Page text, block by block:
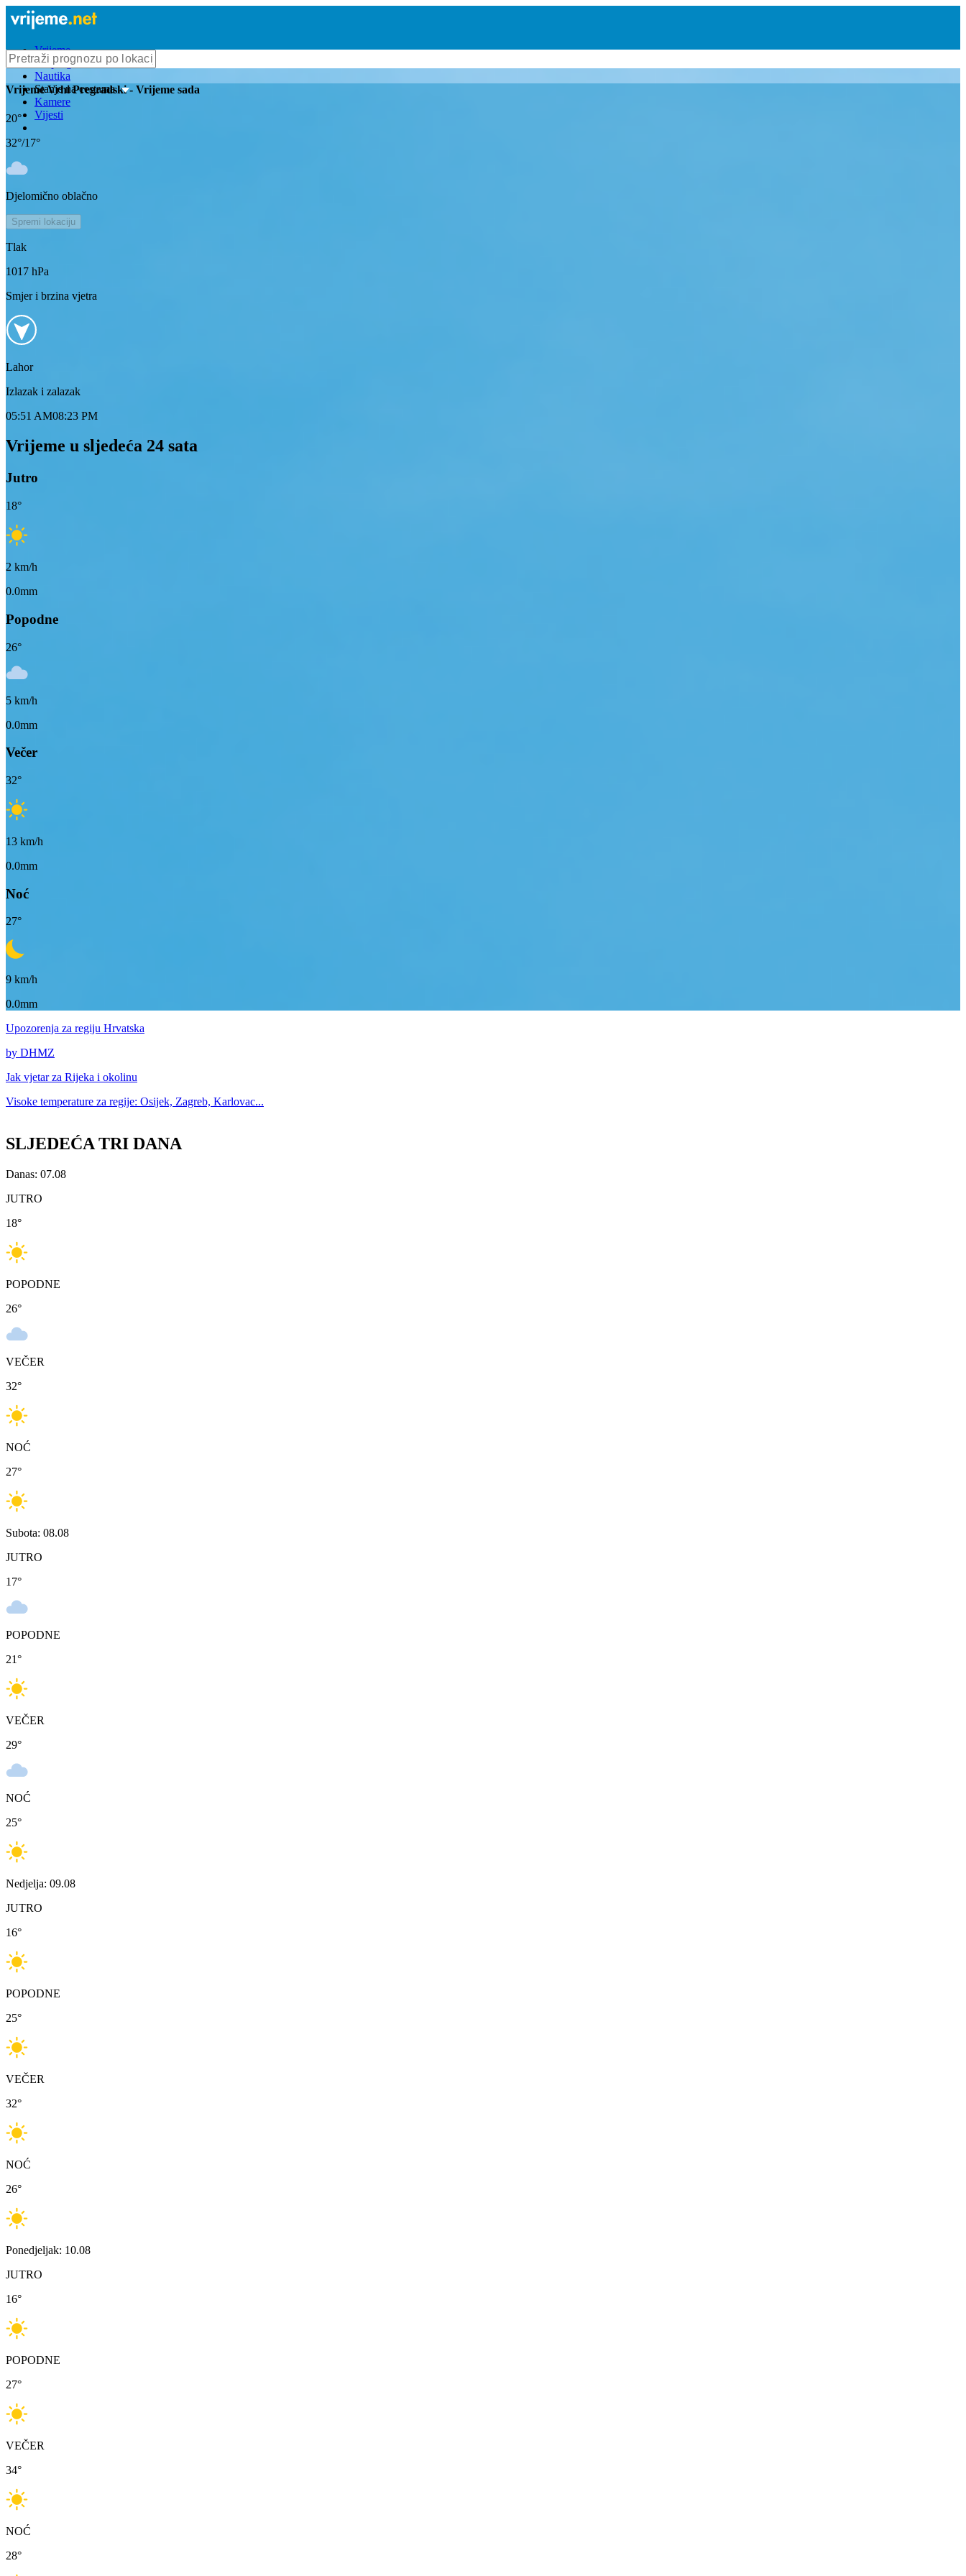
Vrijeme
Bioprognoza
Nautika
Stanje na cestama
Kamere
Vijesti
VrijemeVrhi Pregradski- Vrijeme sada
20°
32°/17°
Djelomično oblačno
Spremi lokaciju
Tlak
1017 hPa
Smjer i brzina vjetra
Lahor
Izlazak i zalazak
05:51 AM08:23 PM
Vrijeme u sljedeća 24 sata
Jutro
18°
2 km/h
0.0mm
Popodne
26°
5 km/h
0.0mm
Večer
32°
13 km/h
0.0mm
Noć
27°
9 km/h
0.0mm
Upozorenja za regiju Hrvatska
by DHMZ
Jak vjetar za Rijeka i okolinu
Visoke temperature za regije: Osijek, Zagreb, Karlovac...
SLJEDEĆA TRI DANA
Danas: 07.08
JUTRO
18°
POPODNE
26°
VEČER
32°
NOĆ
27°
Subota: 08.08
JUTRO
17°
POPODNE
21°
VEČER
29°
NOĆ
25°
Nedjelja: 09.08
JUTRO
16°
POPODNE
25°
VEČER
32°
NOĆ
26°
Ponedjeljak: 10.08
JUTRO
16°
POPODNE
27°
VEČER
34°
NOĆ
28°